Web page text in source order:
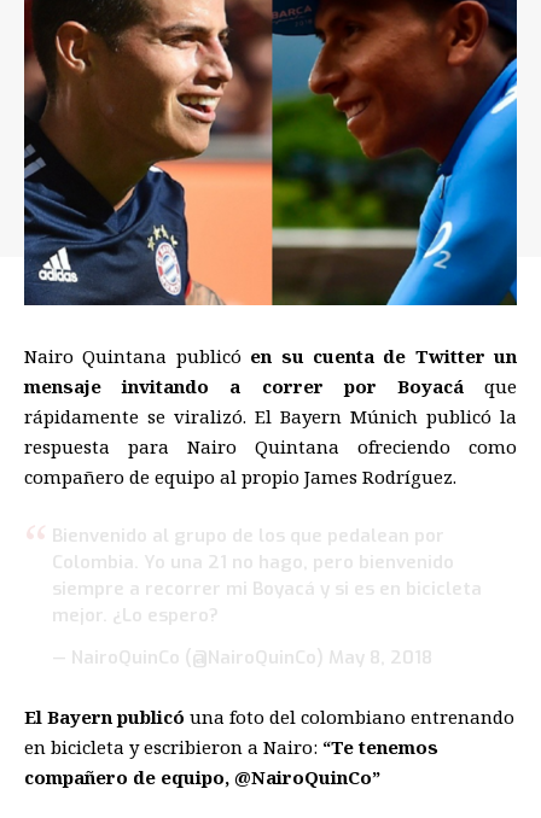
Nairo Quintana publicó en su cuenta de Twitter un
mensaje invitando a correr por Boyacá que
rápidamente se viralizó. El Bayern Múnich publicó la
respuesta para Nairo Quintana ofreciendo como
compañero de equipo al propio James Rodríguez.
Bienvenido al grupo de los que pedalean por
Colombia. Yo una 21 no hago, pero bienvenido
siempre a recorrer mi Boyacá y si es en bicicleta
mejor. ¿Lo espero?
— NairoQuinCo (@NairoQuinCo) May 8, 2018
El Bayern publicó una foto del colombiano entrenando
en bicicleta y escribieron a Nairo: “Te tenemos
compañero de equipo, @NairoQuinCo”